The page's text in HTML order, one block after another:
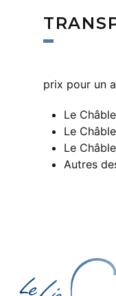
prix pour un
Le
Le
Le
Autres